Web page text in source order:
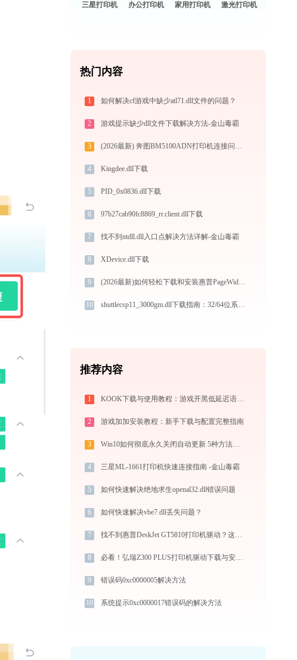
三星打印机 办公打印机 家用打印机 激光打印机
热门内容
1 如何解决cf游戏中缺少atl71.dll文件的问题？
2 游戏提示缺少dll文件下载解决方法-金山毒霸
3 (2026最新) 奔图BM5100ADN打印机连接问题解决方法 - 金山毒霸
4 Kingdee.dll下载
5 PID_0x0836.dll下载
6 97b27cab90fc8869_rr.client.dll下载
7 找不到ntdll.dll入口点解决方法详解-金山毒霸
8 XDevice.dll下载
9 (2026最新)如何轻松下载和安装惠普PageWide XL 4100打印机驱动？跟着这篇指南走
10 shuttlecsp11_3000gm.dll下载指南：32/64位系统官方免费版，解决DLL缺失问题
推荐内容
1 KOOK下载与使用教程：游戏开黑低延迟语音全指南
2 游戏加加安装教程：新手下载与配置完整指南
3 Win10如何彻底永久关闭自动更新 5种方法教你永久关闭win10自动更新
4 三星ML-1661打印机快速连接指南 -金山毒霸
5 如何快速解决绝地求生openal32.dll错误问题
6 如何快速解决vbe7.dll丢失问题？
7 找不到惠普DeskJet GT5810打印机驱动？这篇全面下载安装指南帮到你
8 必看！弘瑞Z300 PLUS打印机驱动下载与安装的正确姿势
9 错误码0xc0000005解决方法
10 系统提示0xc0000017错误码的解决方法